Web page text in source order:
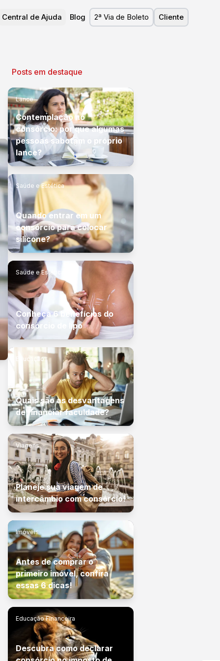
Central de Ajuda Blog 2ª Via de Boleto Cliente
Posts em destaque
Lance
Contemplação no
consórcio: por que algumas
pessoas sabotam o próprio
lance?
Saúde e Estética
Quando entrar em um
consórcio para colocar
silicone?
Saúde e Estética
Conheça 6 benefícios do
consórcio de lipo
Educação
Quais são as desvantagens
de financiar faculdade?
Viagens
Planeje sua viagem de
intercâmbio com consórcio!
Imóveis
Antes de comprar o
primeiro imóvel, confira
essas 6 dicas!
Educação Financeira
Descubra como declarar